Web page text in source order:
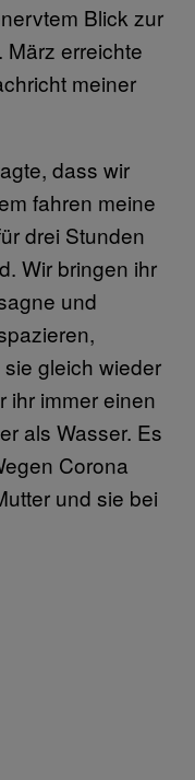
Blick zur
März erreichte
meiner
dass wir
fahren meine
drei Stunden
Wir bringen ihr
und
gleich wieder
ihr immer einen
als Wasser. Es
Corona
und sie bei